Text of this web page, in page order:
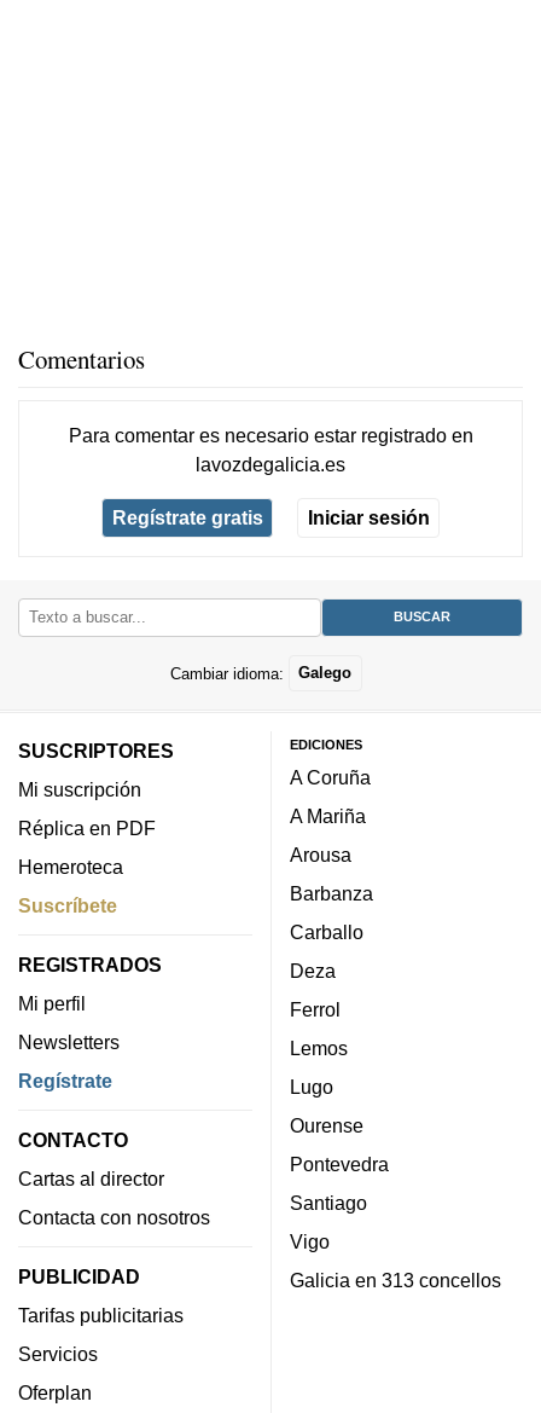
Comentarios
Para comentar es necesario estar registradoen
lavozdegalicia.es
Regístrate gratis Iniciar sesión
Cambiar idioma: Galego
SUSCRIPTORES
Mi suscripción
Réplica en PDF
Hemeroteca
Suscríbete
REGISTRADOS
Mi perfil
Newsletters
Regístrate
CONTACTO
Cartas al director
Contacta con nosotros
PUBLICIDAD
Tarifas publicitarias
Servicios
Oferplan
EDICIONES
A Coruña
A Mariña
Arousa
Barbanza
Carballo
Deza
Ferrol
Lemos
Lugo
Ourense
Pontevedra
Santiago
Vigo
Galicia en 313 concellos